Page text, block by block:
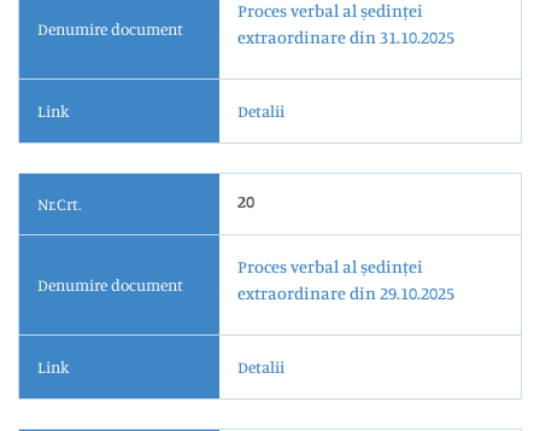
Denumire document
Proces verbal al ședinței
extraordinare din 31.10.2025
Link Detalii
Nr.Crt. 20
Denumire document
Proces verbal al ședinței
extraordinare din 29.10.2025
Link Detalii